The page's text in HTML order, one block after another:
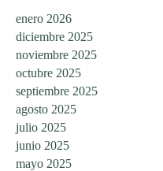
enero 2026
diciembre 2025
noviembre 2025
octubre 2025
septiembre 2025
agosto 2025
julio 2025
junio 2025
mayo 2025